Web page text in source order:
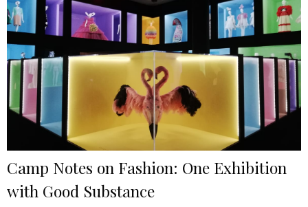
Camp Notes on Fashion: One Exhibition
with Good Substance